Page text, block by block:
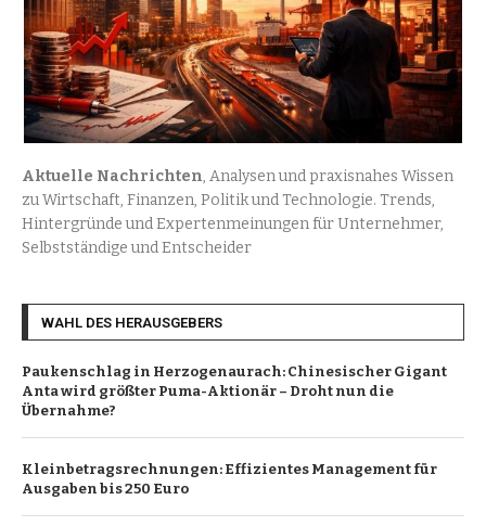
Aktuelle Nachrichten, Analysen und praxisnahes Wissen
zu Wirtschaft, Finanzen, Politik und Technologie. Trends,
Hintergründe und Expertenmeinungen für Unternehmer,
Selbstständige und Entscheider
WAHL DES HERAUSGEBERS
Paukenschlag in Herzogenaurach: Chinesischer Gigant
Anta wird größter Puma-Aktionär – Droht nun die
Übernahme?
Kleinbetragsrechnungen: Effizientes Management für
Ausgaben bis 250 Euro